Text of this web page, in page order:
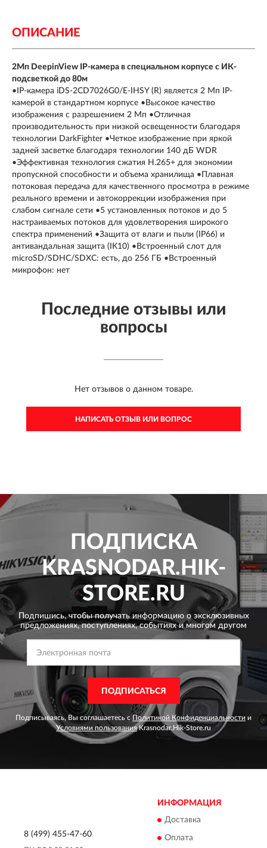
ОПИСАНИЕ
2Мп DeepinView IP-камера в специальном корпусе с ИК-
подсветкой до 80м
•IP-камера iDS-2CD7026G0/E-IHSY (R) является 2 Мп IP-
камерой в стандартном корпусе •Высокое качество
изображения с разрешением 2 Мп •Отличная
производительность при низкой освещенности благодаря
технологии DarkFighter •Четкое изображение при яркой
задней засветке благодаря технологии 140 дБ WDR
•Эффективная технология сжатия H.265+ для экономии
пропускной способности и объема хранилища •Плавная
потоковая передача для качественного просмотра в режиме
реального времени и автокоррекции изображения при
слабом сигнале сети •5 установленных потоков и до 5
настраиваемых потоков для удовлетворения широкого
спектра применений •Защита от влаги и пыли (IP66) и
антивандальная защита (IK10) •Встроенный слот для
microSD/SDHC/SDXC: есть, до 256 ГБ •Встроенный
микрофон: нет
Последние отзывы или
вопросы
Нет отзывов о данном товаре.
НАПИСАТЬ ОТЗЫВ ИЛИ ВОПРОС
ПОДПИСКА
KRASNODAR.HIK-
STORE.RU
Подпишись, чтобы получать информацию о эксклюзивных
предложениях,поступлениях, событиях и многом другом
ПОДПИСАТЬСЯ
Подписываясь, Вы соглашаетесь с Политикой Конфиденциальности и
Условиями пользованияKrasnodar.Hik-Store.ru
8 (499) 455-47-60
ИНФОРМАЦИЯ
Доставка
Оплата